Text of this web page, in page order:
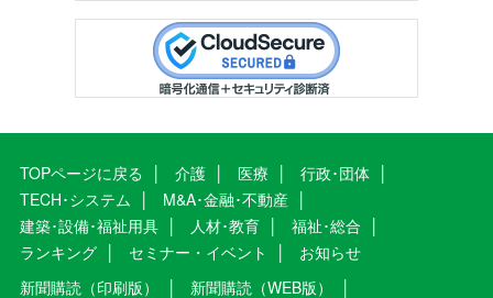
TOPページに戻る 介護 医療
行政･団体
TECH･システム
M&A･金融･不動産
建築･設備･福祉用具
人材･教育
福祉･総合
ランキング
セミナー・イベント
お知らせ
新聞購読（印刷版）
新聞購読（WEB版）